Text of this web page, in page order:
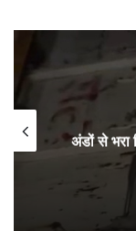
अंडों से भरा